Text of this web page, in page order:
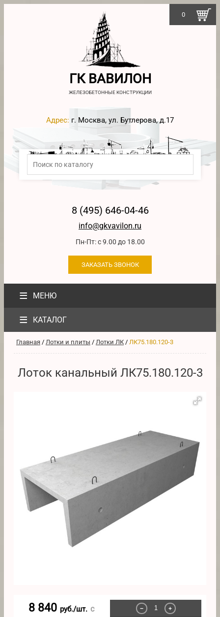
ГК ВАВИЛОН
ЖЕЛЕЗОБЕТОННЫЕ КОНСТРУКЦИИ
Адрес: г. Москва, ул. Бутлерова, д.17
8 (495) 646-04-46
info@gkvavilon.ru
Пн-Пт: с 9.00 до 18.00
ЗАКАЗАТЬ ЗВОНОК
≡ МЕНЮ
0
≡ КАТАЛОГ
Главная / Лотки и плиты / Лотки ЛК / ЛК75.180.120-3
Лоток канальный ЛК75.180.120-3
8 840 руб./шт. с
− +